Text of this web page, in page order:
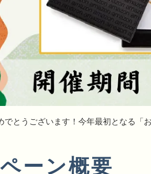
でとうございます！今年最初となる「
ーン概要